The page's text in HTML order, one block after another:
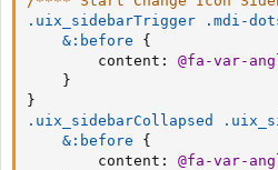
.uix_sidebarTrigger .mdi-
&:before
{
content : @fa-var-
}
}
.uix_sidebarCollapsed
&:before
{
content : @fa-var-